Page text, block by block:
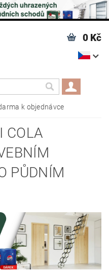
0 Kč
k objednávce
COLA
PŮDNÍM